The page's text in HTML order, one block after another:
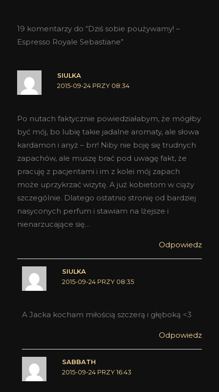
19 komentarzy do “Dziś sobie poużywamy! –
Espresso Royale Sebastiane”
SIULKA
2015-09-24 PRZY 08:34
Po nutach faktycznie powiedziałabym, że mógłby
być mój, bo lubię takie jadalne aromaty, ale słowa
kardamon i anyż – brr! Niby nie boję się trudnych
zapachów, ale muszę brać pod uwagę fakt, że
pracuję z pacjentami i im z kolei mój zapach
może uprzykrzać wizytę. A już kobietom w ciąży
szczególnie. Dlatego ostatnio stronię od bardziej
nasyconych perfum i stawiam na lżejsze i
nienarzucające się…
Odpowiedz
SIULKA
2015-09-24 PRZY 08:35
A Jacka kocham miłością szczerą i głęboką <3
Odpowiedz
SABBATH
2015-09-24 PRZY 16:43